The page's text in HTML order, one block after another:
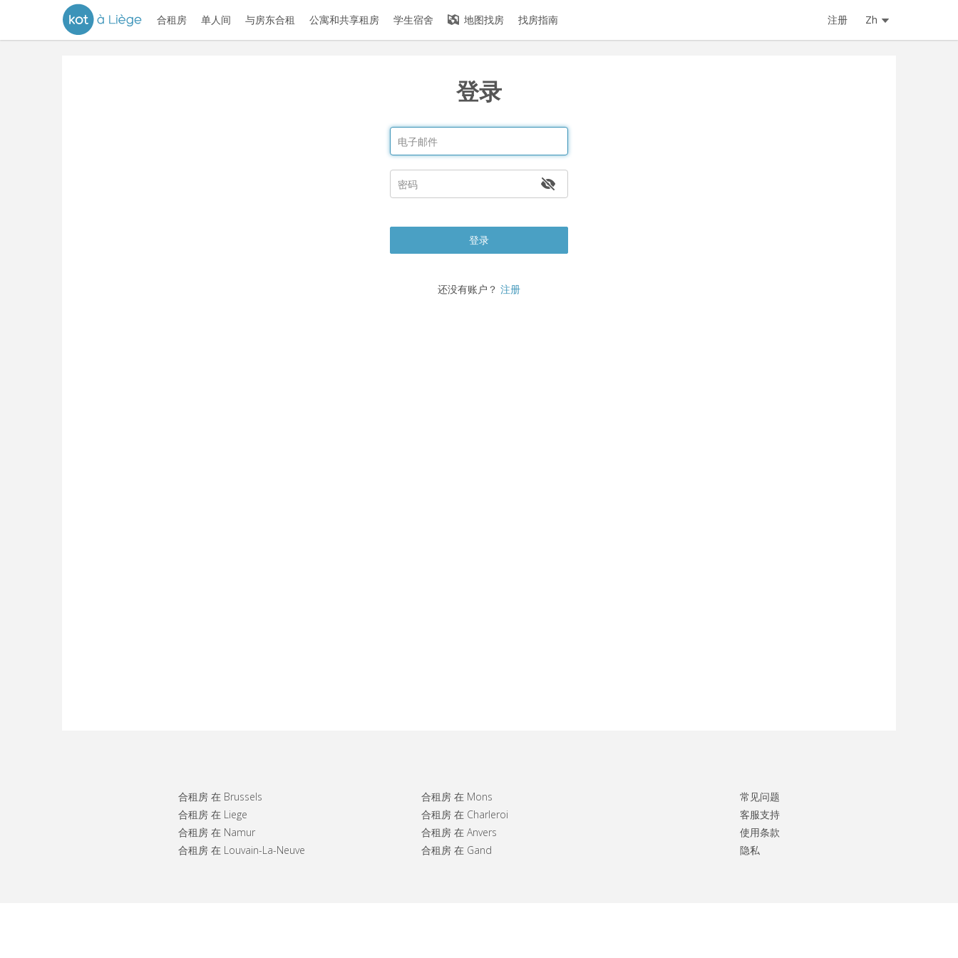
合租房 单人间 与房东合租 公寓和共享租房 学生宿舍 地图找房 找房指南 注册 Zh
登录
登录
还没有账户？ 注册
合租房 在 Brussels
合租房 在 Liege
合租房 在 Namur
合租房 在 Louvain-La-Neuve
合租房 在 Mons
合租房 在 Charleroi
合租房 在 Anvers
合租房 在 Gand
常见问题
客服支持
使用条款
隐私